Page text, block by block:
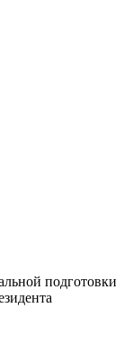
подготовки